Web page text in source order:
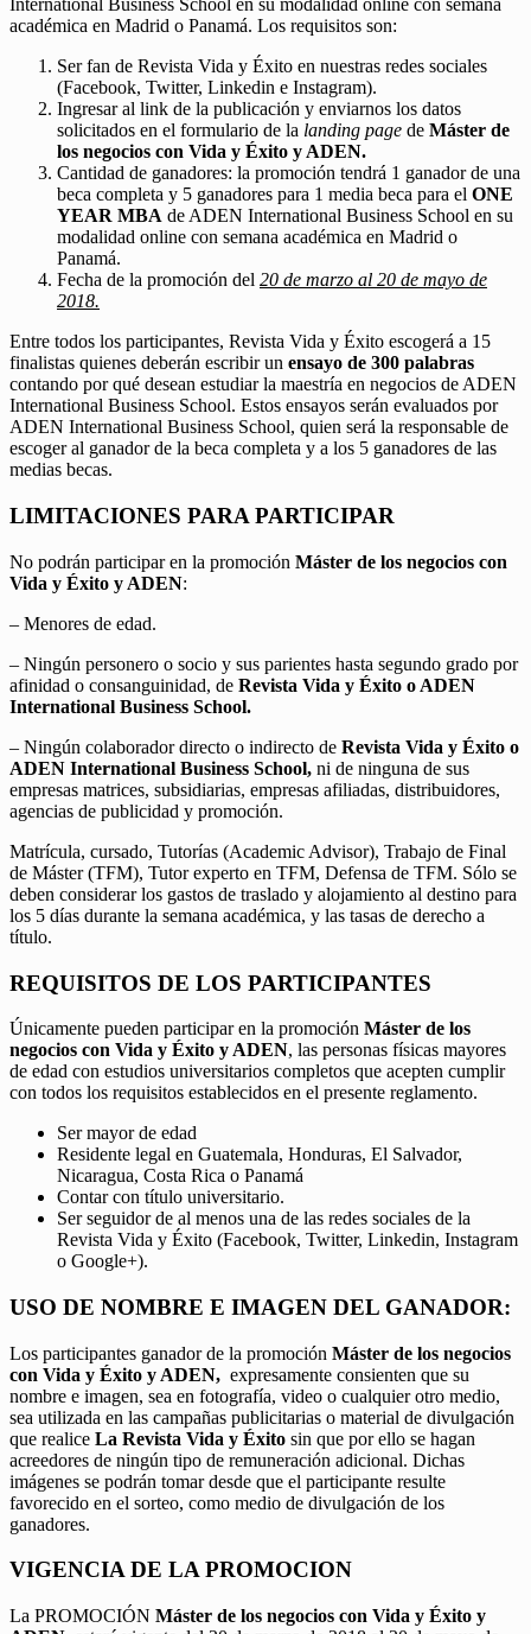
International Business School en su modalidad online con semana
académica en Madrid o Panamá. Los requisitos son:
Ser fan de Revista Vida y Éxito en nuestras redes sociales
(Facebook, Twitter, Linkedin e Instagram).
Ingresar al link de la publicación y enviarnos los datos
solicitados en el formulario de la landing page de Máster de
los negocios con Vida y Éxito y ADEN.
Cantidad de ganadores: la promoción tendrá 1 ganador de una
beca completa y 5 ganadores para 1 media beca para el ONE
YEAR MBA de ADEN International Business School en su
modalidad online con semana académica en Madrid o
Panamá.
Fecha de la promoción del 20 de marzo al 20 de mayo de
2018.
Entre todos los participantes, Revista Vida y Éxito escogerá a 15
finalistas quienes deberán escribir un ensayo de 300 palabras
contando por qué desean estudiar la maestría en negocios de ADEN
International Business School. Estos ensayos serán evaluados por
ADEN International Business School, quien será la responsable de
escoger al ganador de la beca completa y a los 5 ganadores de las
medias becas.
LIMITACIONES PARA PARTICIPAR
No podrán participar en la promoción Máster de los negocios con
Vida y Éxito y ADEN:
– Menores de edad.
– Ningún personero o socio y sus parientes hasta segundo grado por
afinidad o consanguinidad, de Revista Vida y Éxito o ADEN
International Business School.
– Ningún colaborador directo o indirecto de Revista Vida y Éxito o
ADEN International Business School, ni de ninguna de sus
empresas matrices, subsidiarias, empresas afiliadas, distribuidores,
agencias de publicidad y promoción.
Matrícula, cursado, Tutorías (Academic Advisor), Trabajo de Final
de Máster (TFM), Tutor experto en TFM, Defensa de TFM. Sólo se
deben considerar los gastos de traslado y alojamiento al destino para
los 5 días durante la semana académica, y las tasas de derecho a
título.
REQUISITOS DE LOS PARTICIPANTES
Únicamente pueden participar en la promoción Máster de los
negocios con Vida y Éxito y ADEN, las personas físicas mayores
de edad con estudios universitarios completos que acepten cumplir
con todos los requisitos establecidos en el presente reglamento.
Ser mayor de edad
Residente legal en Guatemala, Honduras, El Salvador,
Nicaragua, Costa Rica o Panamá
Contar con título universitario.
Ser seguidor de al menos una de las redes sociales de la
Revista Vida y Éxito (Facebook, Twitter, Linkedin, Instagram
o Google+).
USO DE NOMBRE E IMAGEN DEL GANADOR:
Los participantes ganador de la promoción Máster de los negocios
con Vida y Éxito y ADEN, expresamente consienten que su
nombre e imagen, sea en fotografía, video o cualquier otro medio,
sea utilizada en las campañas publicitarias o material de divulgación
que realice La Revista Vida y Éxito sin que por ello se hagan
acreedores de ningún tipo de remuneración adicional. Dichas
imágenes se podrán tomar desde que el participante resulte
favorecido en el sorteo, como medio de divulgación de los
ganadores.
VIGENCIA DE LA PROMOCION
La PROMOCIÓN Máster de los negocios con Vida y Éxito y